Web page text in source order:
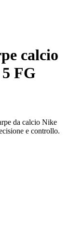
calcio
FG
da calcio Nike
e controllo.